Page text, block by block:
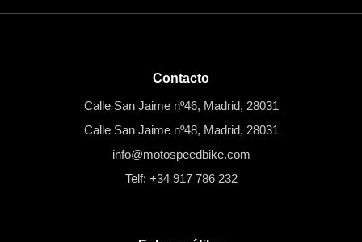
Contacto
Calle San Jaime nº46, Madrid, 28031
Calle San Jaime nº48, Madrid, 28031
info@motospeedbike.com
Telf: +34 917 786 232